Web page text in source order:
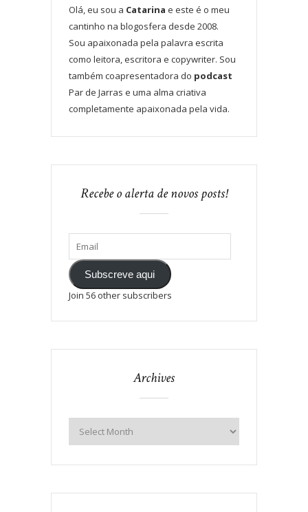
Olá, eu sou a Catarina e este é o meu
cantinho na blogosfera desde 2008.
Sou apaixonada pela palavra escrita
como leitora, escritora e copywriter. Sou
também coapresentadora do podcast
Par de Jarras e uma alma criativa
completamente apaixonada pela vida.
Recebe o alerta de novos posts!
Subscreve aqui
Join 56 other subscribers
Archives